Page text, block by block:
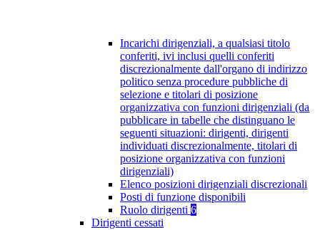
Incarichi dirigenziali, a qualsiasi titolo
conferiti, ivi inclusi quelli conferiti
discrezionalmente dall'organo di indirizzo
politico senza procedure pubbliche di
selezione e titolari di posizione
organizzativa con funzioni dirigenziali (da
pubblicare in tabelle che distinguano le
seguenti situazioni: dirigenti, dirigenti
individuati discrezionalmente, titolari di
posizione organizzativa con funzioni
dirigenziali)
Elenco posizioni dirigenziali discrezionali
Posti di funzione disponibili
Ruolo dirigenti 6
Dirigenti cessati